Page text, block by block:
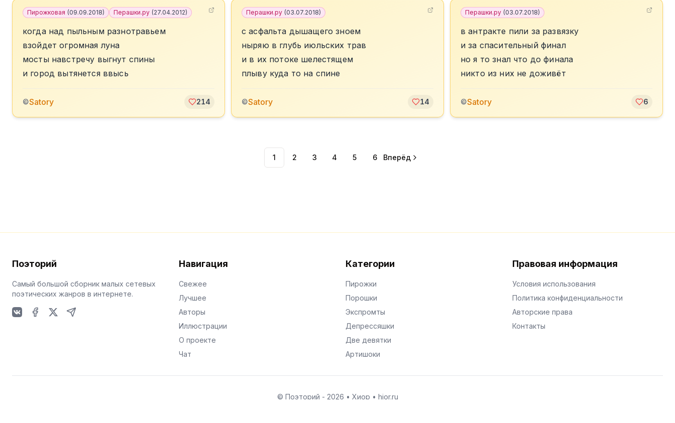
Пирожковая (09.09.2018) Перашки.ру (27.04.2012)
когда над пыльным разнотравьем
взойдет огромная луна
мосты навстречу выгнут спины
и город вытянется ввысь
©Satory 214
Перашки.ру (03.07.2018)
с асфальта дышащего зноем
ныряю в глубь июльских трав
и в их потоке шелестящем
плыву куда то на спине
©Satory 14
Перашки.ру (03.07.2018)
в антракте пили за развязку
и за спасительный финал
но я то знал что до финала
никто из них не доживёт
©Satory 6
1 2 3 4 5 6 Вперёд
Поэторий
Самый большой сборник малых сетевых
поэтических жанров в интернете.
Навигация
Свежее
Лучшее
Авторы
Иллюстрации
О проекте
Чат
Категории
Пирожки
Порошки
Экспромты
Депрессяшки
Две девятки
Артишоки
Правовая информация
Условия использования
Политика конфиденциальности
Авторские права
Контакты
© Поэторий - 2026 • Хиор • hior.ru